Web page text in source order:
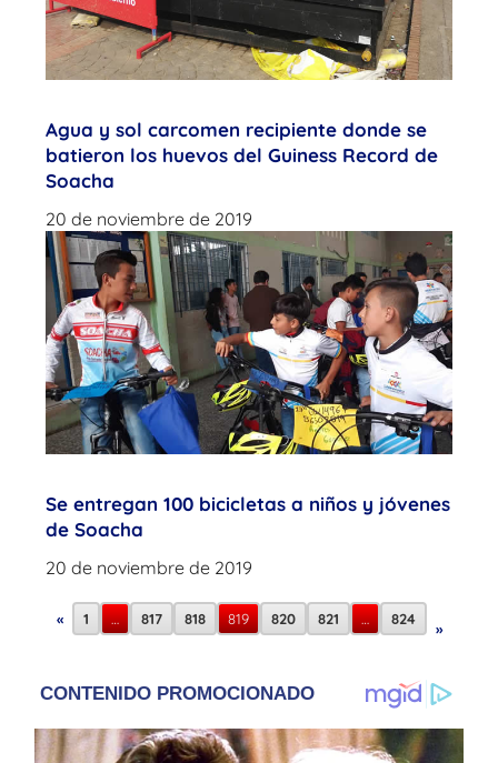
Agua y sol carcomen recipiente donde se
batieron los huevos del Guiness Record de
Soacha
20 de noviembre de 2019
Se entregan 100 bicicletas a niños y jóvenes
de Soacha
20 de noviembre de 2019
« 1 … 817 818 819 820 821 … 824
»